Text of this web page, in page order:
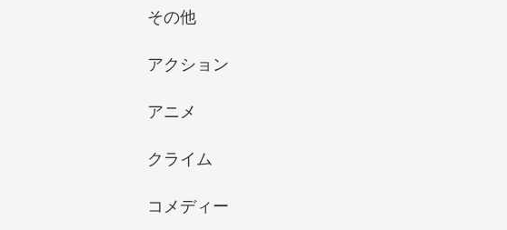
その他
アクション
アニメ
クライム
コメディー